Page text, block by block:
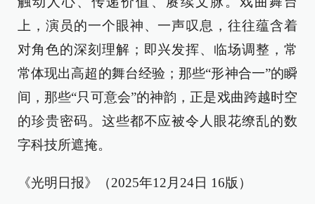
上，演员的一个眼神、一声叹息，往往蕴含着
对角色的深刻理解；即兴发挥、临场调整，常
常体现出高超的舞台经验；那些“形神合一”的瞬
间，那些“只可意会”的神韵，正是戏曲跨越时空
的珍贵密码。这些都不应被令人眼花缭乱的数
字科技所遮掩。
《光明日报》（2025年12月24日 16版）